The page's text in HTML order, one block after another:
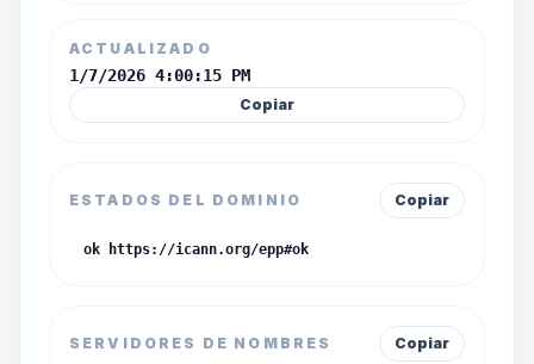
ACTUALIZADO
1/7/2026 4:00:15 PM
Copiar
ESTADOS DEL DOMINIO Copiar
ok https://icann.org/epp#ok
SERVIDORES DE NOMBRES Copiar